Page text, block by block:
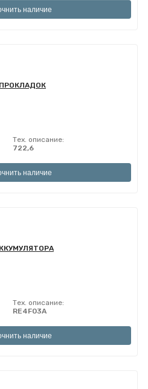
наличие
Тех. описание:
722,6
наличие
Тех. описание:
RE4F03A
наличие